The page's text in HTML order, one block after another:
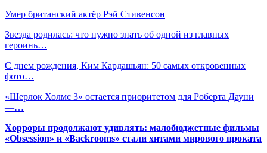
Умер британский актёр Рэй Стивенсон
Звезда родилась: что нужно знать об одной из главных
героинь…
С днем рождения, Ким Кардашьян: 50 самых откровенных
фото…
«Шерлок Холмс 3» остается приоритетом для Роберта Дауни
—…
Хорроры продолжают удивлять: малобюджетные фильмы
«Obsession» и «Backrooms» стали хитами мирового проката